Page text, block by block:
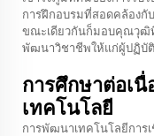
การฝึกอบรมที่สอดคล้องกั
ขณะเดียวกันก็มอบคุณวุฒิที่
พัฒนาวิชาชีพให้แก่ผู้ปฏิบั
การศึกษาต่อเนื่
เทคโนโลยี
การพัฒนาเทคโนโลยีการ